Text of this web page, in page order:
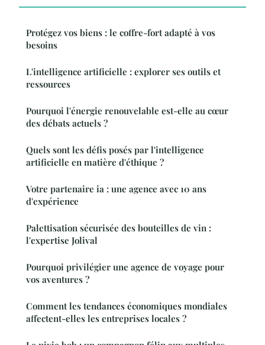
Protégez vos biens : le coffre-fort adapté à vos
besoins
L'intelligence artificielle : explorer ses outils et
ressources
Pourquoi l'énergie renouvelable est-elle au cœur
des débats actuels ?
Quels sont les défis posés par l'intelligence
artificielle en matière d'éthique ?
Votre partenaire ia : une agence avec 10 ans
d'expérience
Palettisation sécurisée des bouteilles de vin :
l'expertise Jolival
Pourquoi privilégier une agence de voyage pour
vos aventures ?
Comment les tendances économiques mondiales
affectent-elles les entreprises locales ?